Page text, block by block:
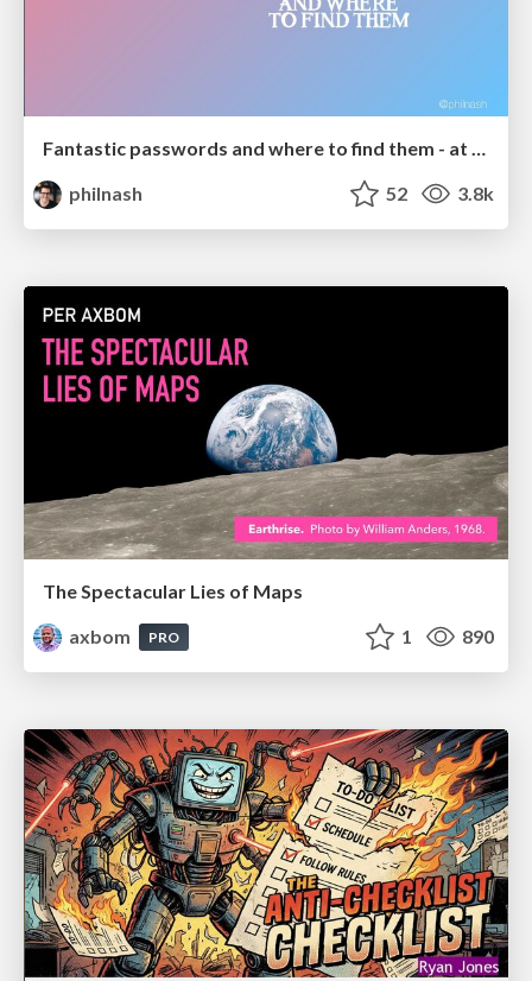
Fantastic passwords and where to find them - at NoRuKo
philnash
52 3.8k
The Spectacular Lies of Maps
axbom
PRO 1 890